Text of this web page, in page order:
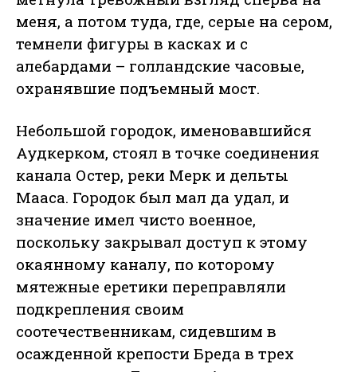
меня, а потом туда, где, серые на сером,
темнели фигуры в касках и с
алебардами – голландские часовые,
охранявшие подъемный мост.
Небольшой городок, именовавшийся
Аудкерком, стоял в точке соединения
канала Остер, реки Мерк и дельты
Мааса. Городок был мал да удал, и
значение имел чисто военное,
поскольку закрывал доступ к этому
окаянному каналу, по которому
мятежные еретики переправляли
подкрепления своим
соотечественникам, сидевшим в
осажденной крепости Бреда в трех